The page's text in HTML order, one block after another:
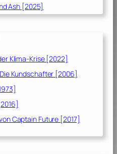
Ash [2025]
Klima-Krise [2022]
Kundschafter [2006]
Captain Future [2017]